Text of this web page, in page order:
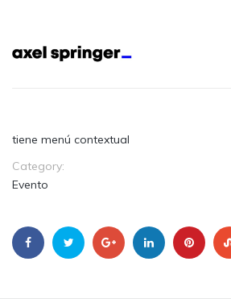
tiene menú contextual
Category:
Evento